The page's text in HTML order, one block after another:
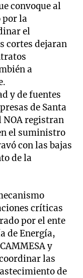
convoque al
la
el
cortes dejaran
a
y de fuentes
de Santa
NOA registran
el suministro
con las bajas
de la
críticas
por el ente
de Energía,
y
las
de